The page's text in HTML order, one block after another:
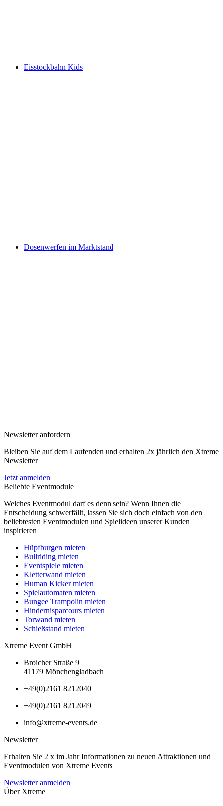
Eisstockbahn Kids
Dosenwerfen im Marktstand
Newsletter anfordern
Bleiben Sie auf dem Laufenden und erhalten 2x jährlich den Xtreme
Newsletter
Jetzt anmelden
Beliebte Eventmodule
Welches Eventmodul darf es denn sein? Wenn Ihnen die
Entscheidung schwerfällt, lassen Sie sich doch einfach von den
beliebtesten Eventmodulen und Spielideen unserer Kunden
inspirieren
Hüpfburgen mieten
Bullriding mieten
Eventspiele mieten
Kletterwand mieten
Human Kicker mieten
Spielautomaten mieten
Bungee Trampolin mieten
Hindernisparcours mieten
Torwand mieten
Schießstand mieten
Xtreme Event GmbH
Broicher Straße 9
41179 Mönchengladbach
+49(0)2161 8212040
+49(0)2161 8212049
info@xtreme-events.de
Newsletter
Erhalten Sie 2 x im Jahr Informationen zu neuen Attraktionen und
Eventmodulen von Xtreme Events
Newsletter anmelden
Über Xtreme